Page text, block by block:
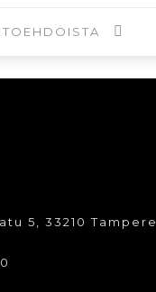
5, 33210 Tampere